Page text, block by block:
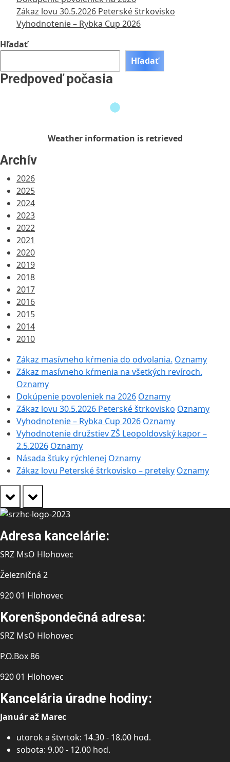
Zákaz lovu 30.5.2026 Peterské štrkovisko
Vyhodnotenie – Rybka Cup 2026
Hľadať
Hľadať
Predpoveď počasia
Weather
information
retrieved
Weather information is retrieved
Archív
2026
2025
2024
2023
2022
2021
2020
2019
2018
2017
2016
2015
2014
2010
Zákaz masívneho kŕmenia do odvolania. Oznamy
Zákaz masívneho kŕmenia na všetkých revíroch.
Oznamy
Dokúpenie povoleniek na 2026 Oznamy
Zákaz lovu 30.5.2026 Peterské štrkovisko Oznamy
Vyhodnotenie – Rybka Cup 2026 Oznamy
Vyhodnotenie družstiev ZŠ Leopoldovský kapor –
2.5.2026 Oznamy
Násada šťuky rýchlenej Oznamy
Zákaz lovu Peterské štrkovisko – preteky Oznamy
prev next
Adresa kancelárie:
SRZ MsO Hlohovec
Železničná 2
920 01 Hlohovec
Korenšpondečná adresa:
SRZ MsO Hlohovec
P.O.Box 86
920 01 Hlohovec
Kancelária úradne hodiny:
Január až Marec
utorok a štvrtok: 14.30 - 18.00 hod.
sobota: 9.00 - 12.00 hod.